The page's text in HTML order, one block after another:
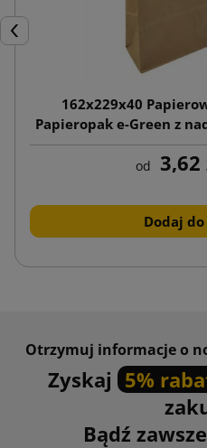
Poprzedni
162x229x40
Papieropak e-Green z
od 3,62
Dodaj
Otrzymuj informacje o
Zyskaj 5%
Bądź